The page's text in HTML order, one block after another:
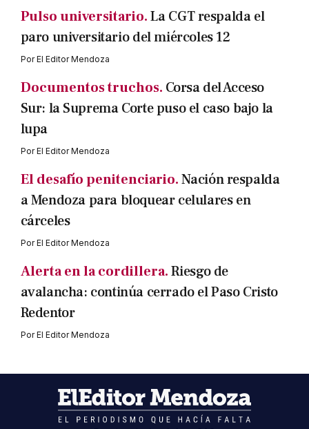
Pulso universitario.La CGT respalda el
paro universitario del miércoles 12
PorEl Editor Mendoza
Documentos truchos. Corsa del Acceso
Sur: la Suprema Corte puso el caso bajo la
lupa
PorEl Editor Mendoza
El desafío penitenciario.Nación respalda
a Mendoza para bloquear celulares en
cárceles
PorEl Editor Mendoza
Alerta en la cordillera.Riesgo de
avalancha: continúa cerrado el Paso Cristo
Redentor
PorEl Editor Mendoza